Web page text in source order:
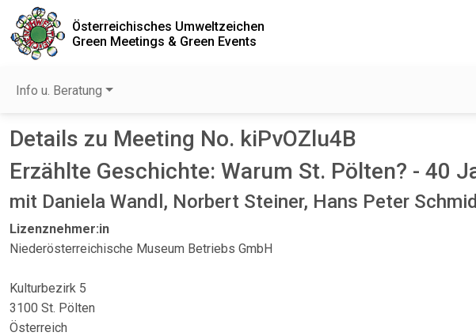
Österreichisches Umweltzeichen
Green Meetings & Green Events
Info u. Beratung
Details zu Meeting No. kiPvOZlu4B
Erzählte Geschichte: Warum St. Pölten? - 40
mit Daniela Wandl, Norbert Steiner, Hans Peter
Lizenznehmer:in
Niederösterreichische Museum Betriebs GmbH
Kulturbezirk 5
3100 St. Pölten
Österreich